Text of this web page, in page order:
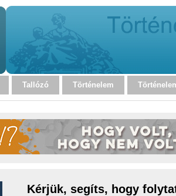
Tallózó Történelem
Kérjük, segíts, hogy